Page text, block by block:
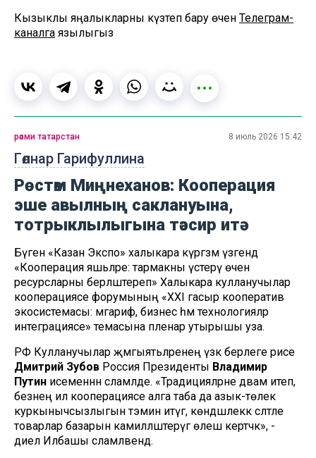
Кызыклы яңалыкларны күзәтеп бару өчен Телеграм-
каналга язылыгыз
Гөлнар Гарифуллина
рәсми татарстан 8 июль 2026 15:42
Рөстәм Миңнеханов: Кооперация
эше авылның саклануына,
тотрыклылыгына тәэсир итә
Бүген «Казан Экспо» халыкара күргәзмә үзәгендә
«Кооперация яшьләре: тармакны үстерү өчен
ресурсларны берләштереп» Халыкара кулланучылар
кооперациясе форумының «XXI гасыр кооператив
экосистемасы: мәгариф, бизнес һәм технологияләр
интеграциясе» темасына пленар утырышы уза.
РФ Кулланучылар җәмгыятьләренең үзәк берлеге рәисе
Дмитрий Зубов Россия Президенты Владимир
Путин исеменнән сәламләде. «Традицияләрне дәвам итеп,
безнең ил кооперациясе алга таба да азык-төлек
куркынычсызлыгын тәэмин итүгә, көндәшлеккә сәләтле
товарлар базарын камилләштерүгә өлеш кертәчәк», -
диелә Илбашы сәламләвендә.